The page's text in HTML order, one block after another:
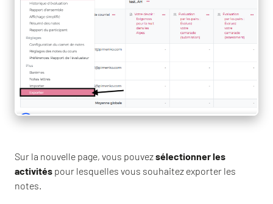
Sur la nouvelle page, vous pouvezsélectionner les
activités pour lesquelles vous souhaitez exporter les
notes.